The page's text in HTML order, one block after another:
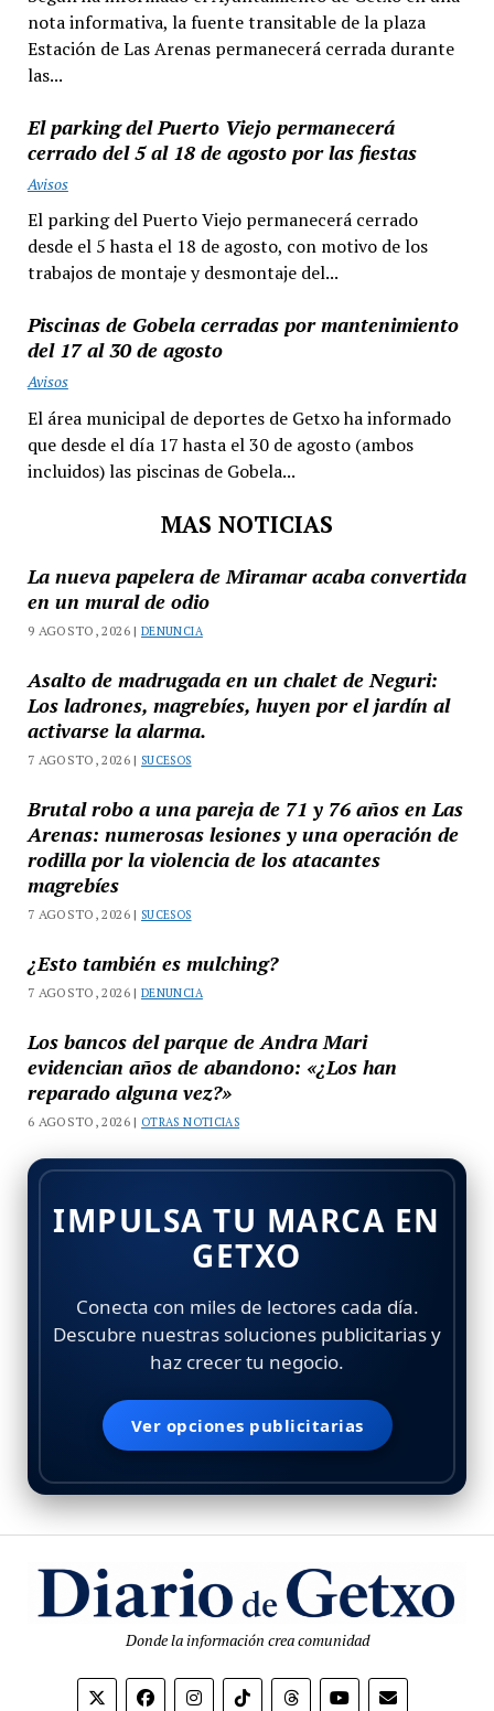
nota informativa, la fuente transitable de la plaza
Estación de Las Arenas permanecerá cerrada durante
las...
El parking del Puerto Viejo permanecerá
cerrado del 5 al 18 de agosto por las fiestas
Avisos
El parking del Puerto Viejo permanecerá cerrado
desde el 5 hasta el 18 de agosto, con motivo de los
trabajos de montaje y desmontaje del...
Piscinas de Gobela cerradas por mantenimiento
del 17 al 30 de agosto
Avisos
El área municipal de deportes de Getxo ha informado
que desde el día 17 hasta el 30 de agosto (ambos
incluidos) las piscinas de Gobela...
MAS NOTICIAS
La nueva papelera de Miramar acaba convertida
en un mural de odio
9 AGOSTO, 2026 |DENUNCIA
Asalto de madrugada en un chalet de Neguri:
Los ladrones, magrebíes, huyen por el jardín al
activarse la alarma.
7 AGOSTO, 2026 | SUCESOS
Brutal robo a una pareja de 71 y 76 años en Las
Arenas: numerosas lesiones y una operación de
rodilla por la violencia de los atacantes
magrebíes
7 AGOSTO, 2026 | SUCESOS
¿Esto también es mulching?
7 AGOSTO, 2026 |DENUNCIA
Los bancos del parque de Andra Mari
evidencian años de abandono: «¿Los han
reparado alguna vez?»
6 AGOSTO, 2026 | OTRAS NOTICIAS
IMPULSA TU MARCA EN
GETXO
Conecta con miles de lectores cada día.
Descubre nuestras soluciones publicitarias y
haz crecer tu negocio.
Ver opciones publicitarias
Donde la información crea comunidad